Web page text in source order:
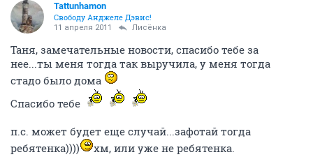
Tattunhamon
Свободу Анджеле Дэвис!
11 апреля 2011 Лисёнка
Таня, замечательные новости, спасибо тебе за
нее...ты меня тогда так выручила, у меня тогда
стадо было дома
Спасибо тебе
п.с. может будет еще случай...зафотай тогда
ребятенка))))
хм, или уже не ребятенка.